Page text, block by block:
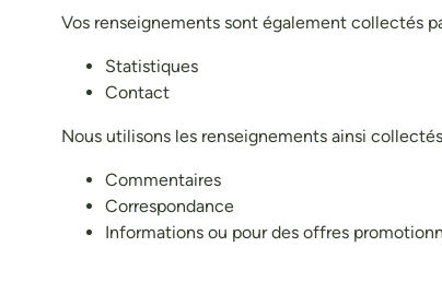
Vos renseignements sont également collectés
Statistiques
Contact
Nous utilisons les renseignements ainsi
Commentaires
Correspondance
Informations ou pour des offres